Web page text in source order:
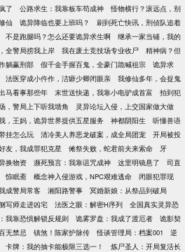
了 公路求生：我靠板车苟成神
怪物横行？滚远点，别
仙 诡异降临也要上班吗？
刷到死亡快讯，刑侦队追着
不是跑腿吗？怎么还要诡异求生啊
继承一家当铺，我的
全警局捞我上岸 我在废土竞技场专业收尸
精神病？但
躺赢刑部 假千金手握百鬼，全豪门跪喊祖宗
诡异求
法医穿成小仵作，洁癖少卿闭眼亲
我修仙多年，会捉鬼
马看事那些年 末世送快递，我靠小电驴成首富
拍到犯
，警局上下听我墙角
灵异论坛入侵，上交国家做大做
，王妈，诡异世界提供五星服务 神都阴阳生
听懂兽语
挂怎么玩 清冷美人养恶龙破案，成全局团宠
开局被投
友，我成罪犯克星 傩祭失败，蛇君前夫来索命
牙
换物资 濒死预言：我靠诅咒成神 这里明镜悬了
司直
惊眠斋 概念神入侵游戏，NPC艰难逃命
闭眼犯罪现
成警局常客 湘阳路警事
冥婚新娘：从祭品到破局
写师走进凶宅 法医之眼：解密H序列
全国真实灵异恐
我靠恐惧解锁反规则 诡雾罗盘：我成了渡厄者
诡影契
无禁忌 镇煞！陈家护脉传 怪谈管理局：档案001
逆
卡牌：我的抽卡能极限三选一！ 炼尸圣人：开局复活长